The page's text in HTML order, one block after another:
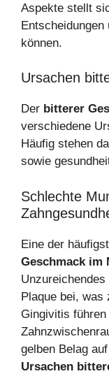
Aspekte stellt
können.
Ursachen
Der bitterer
verschiedene
Häufig stehen
sowie
Schlechte
Eine der
Geschmack im
Plaque bei, was
Gingivitis
gelben Belag
Ursachen